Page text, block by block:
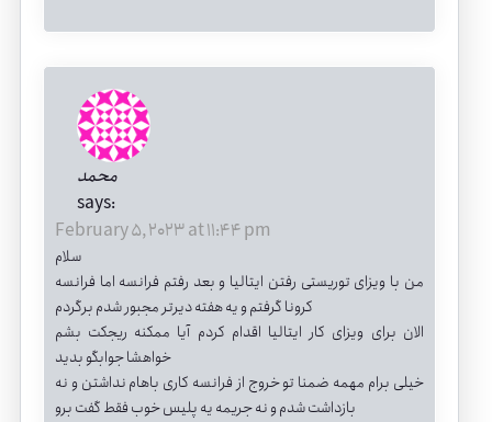
محمد
says:
February 5, 2023 at 11:44 pm
سلام
من با ویزای توریستی رفتن ایتالیا و بعد رفتم فرانسه اما فرانسه
کرونا گرفتم و یه هفته دیرتر مجبور شدم برگردم
الان برای ویزای کار ایتالیا اقدام کردم آیا ممکنه ریجکت بشم
خواهشا جوابگو بدید
خیلی برام مهمه ضمنا تو خروج از فرانسه کاری باهام نداشتن و نه
بازداشت شدم و نه جریمه یه پلیس خوب فقط گفت برو